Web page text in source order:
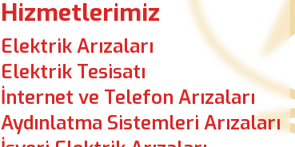
Hizmetlerimiz
Elektrik Arızaları
Elektrik Tesisatı
İnternet ve Telefon Arızaları
Aydınlatma Sistemleri Arızaları